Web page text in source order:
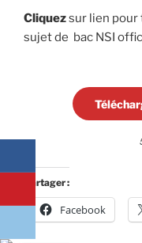
Cliquezsur lien pour
sujet de bac NSI
Partager :
Facebook